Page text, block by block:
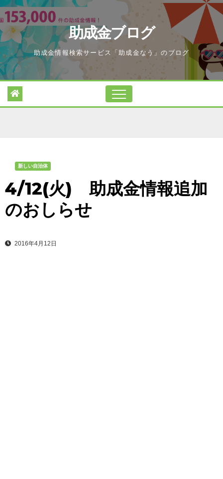
Skip
to
content
助成金ブログ
助成金情報検索サービス「助成金なう」のブログ
新しい自治体
4/12(火) 助成金情報追加
のおしらせ
2016年4月12日